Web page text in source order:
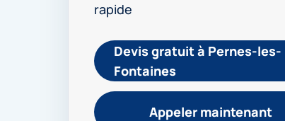
rapide
Devis gratuit à Pernes-les-
Fontaines
Appeler maintenant